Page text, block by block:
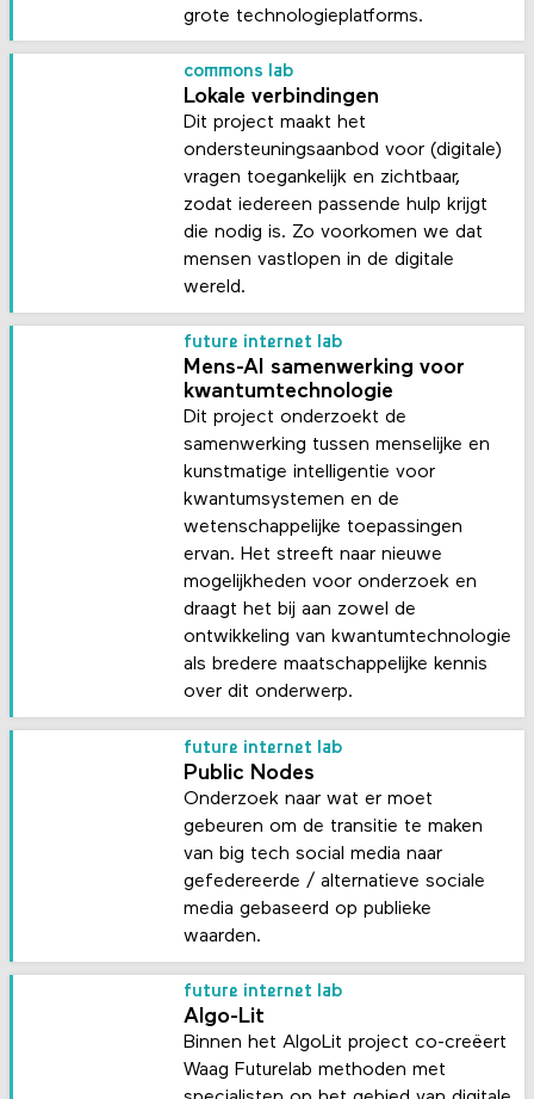
grote technologieplatforms.
commons lab
Lokale verbindingen
Dit project maakt het
ondersteuningsaanbod voor (digitale)
vragen toegankelijk en zichtbaar,
zodat iedereen passende hulp krijgt
die nodig is. Zo voorkomen we dat
mensen vastlopen in de digitale
wereld.
future internet lab
Mens-AI samenwerking voor
kwantumtechnologie
Dit project onderzoekt de
samenwerking tussen menselijke en
kunstmatige intelligentie voor
kwantumsystemen en de
wetenschappelijke toepassingen
ervan. Het streeft naar nieuwe
mogelijkheden voor onderzoek en
draagt het bij aan zowel de
ontwikkeling van kwantumtechnologie
als bredere maatschappelijke kennis
over dit onderwerp.
future internet lab
Public Nodes
Onderzoek naar wat er moet
gebeuren om de transitie te maken
van big tech social media naar
gefedereerde / alternatieve sociale
media gebaseerd op publieke
waarden.
future internet lab
Algo-Lit
Binnen het AlgoLit project co-creëert
Waag Futurelab methoden met